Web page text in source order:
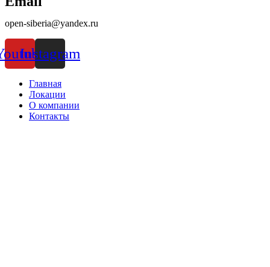
open-siberia@yandex.ru
Instagram
Главная
Локации
О компании
Контакты